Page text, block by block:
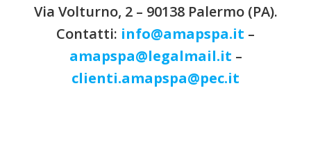
Via Volturno, 2 – 90138 Palermo (PA).
Contatti: info@amapspa.it –
amapspa@legalmail.it –
clienti.amapspa@pec.it